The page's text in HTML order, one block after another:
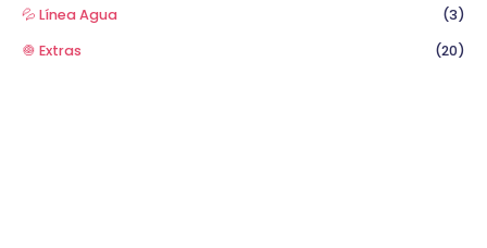
💦 Línea Agua
(3)
🧅 Extras
(20)